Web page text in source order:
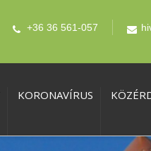
+36 36 561-057
KORONAVÍRUS